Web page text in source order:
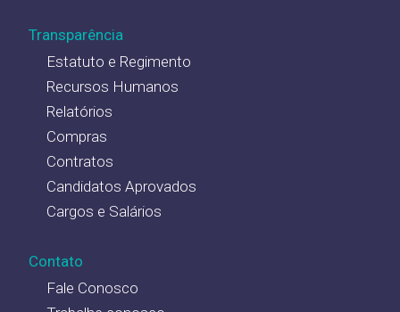
Transparência
Estatuto e Regimento
Recursos Humanos
Relatórios
Compras
Contratos
Candidatos Aprovados
Cargos e Salários
Contato
Fale Conosco